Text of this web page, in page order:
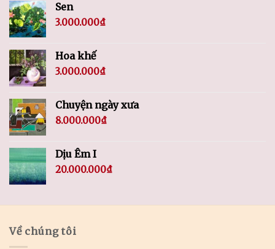
Sen
3.000.000₫
Hoa khế
3.000.000₫
Chuyện ngày xưa
8.000.000₫
Dịu Êm I
20.000.000₫
Về chúng tôi